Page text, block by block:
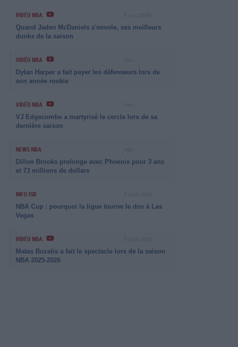
VIDÉO NBA
Quand Jaden McDaniels s'envole, ses meilleurs
dunks de la saison
VIDÉO NBA
Dylan Harper a fait payer les défenseurs lors de
son année rookie
VIDÉO NBA
VJ Edgecombe a martyrisé le cercle lors de sa
dernière saison
NEWS NBA
Dillon Brooks prolonge avec Phoenix pour 3 ans
et 73 millions de dollars
INFO ISB
NBA Cup : pourquoi la ligue tourne le dos à Las
Vegas
VIDÉO NBA
Matas Buzelis a fait le spectacle lors de la saison
NBA 2025-2026